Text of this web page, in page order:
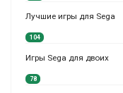
Лучшие игры для Sega
104
Игры Sega для двоих
78